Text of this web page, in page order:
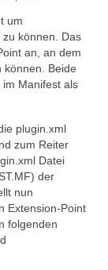
um
können. Das
an, an dem
können. Beide
Manifest als
plugin.xml
zum Reiter
Datei
der
nun
Extension-Point
folgenden